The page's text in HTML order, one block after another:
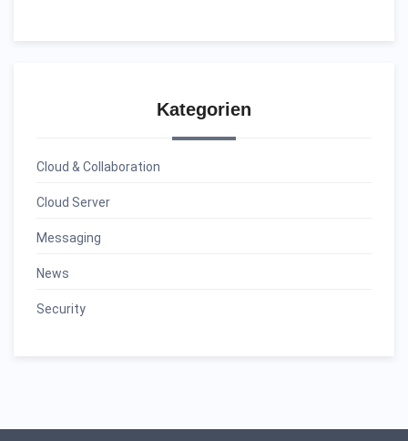
Kategorien
Cloud & Collaboration
Cloud Server
Messaging
News
Security